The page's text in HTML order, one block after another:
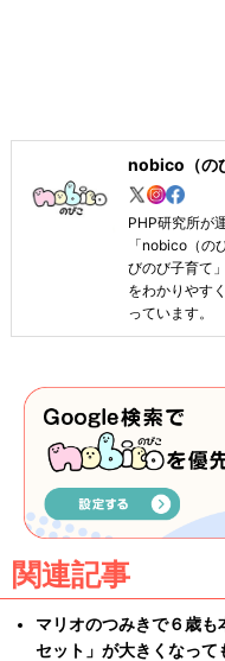
nobico（の
PHP研究所が
「nobico（の
びのび子育て
をわかりやす
っています。
関連記事
マリオのつみきで６歳
セット」が大きくなって